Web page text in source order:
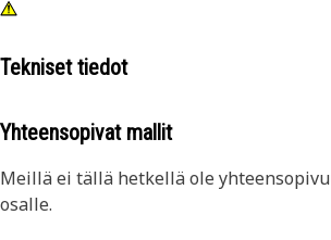
Tekniset tiedot
Yhteensopivat mallit
Meillä ei tällä hetkellä ole
osalle.